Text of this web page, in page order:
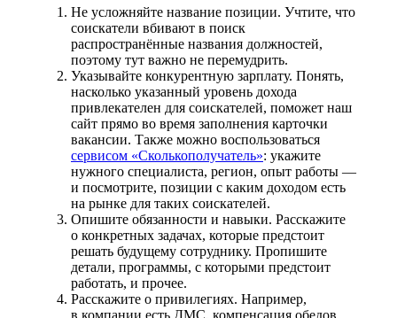
Не усложняйте название позиции. Учтите, что
соискатели вбивают в поиск
распространённые названия должностей,
поэтому тут важно не перемудрить.
Указывайте конкурентную зарплату. Понять,
насколько указанный уровень дохода
привлекателен для соискателей, поможет наш
сайт прямо во время заполнения карточки
вакансии. Также можно воспользоваться
сервисом «Сколькополучатель»: укажите
нужного специалиста, регион, опыт работы —
и посмотрите, позиции с каким доходом есть
на рынке для таких соискателей.
Опишите обязанности и навыки. Расскажите
о конкретных задачах, которые предстоит
решать будущему сотруднику. Пропишите
детали, программы, с которыми предстоит
работать, и прочее.
Расскажите о привилегиях. Например,
в компании есть ДМС, компенсация обедов